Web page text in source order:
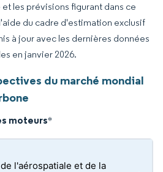
les prévisions figurant dans ce
du cadre d'estimation exclusif
à jour avec les dernières données
en janvier 2026.
du marché mondial
moteurs*
l'aérospatiale et de la